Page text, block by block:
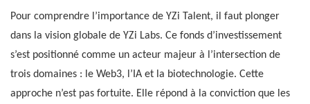
Pour comprendre l’importance de YZi Talent, il faut plonger
dans la vision globale de YZi Labs. Ce fonds d’investissement
s’est positionné comme un acteur majeur à l’intersection de
trois domaines : le Web3, l’IA et la biotechnologie. Cette
approche n’est pas fortuite. Elle répond à la conviction que les